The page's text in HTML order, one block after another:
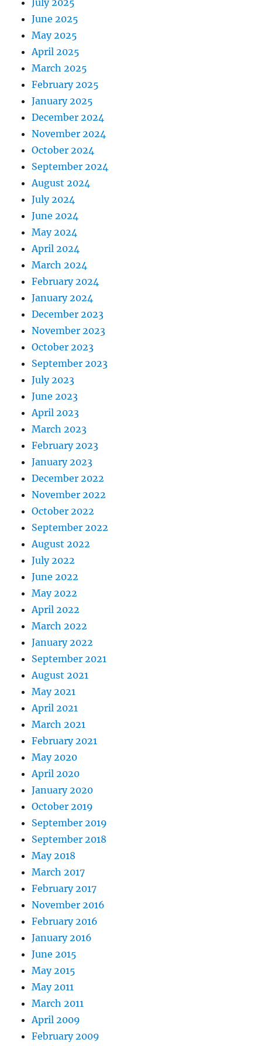
June 2025
May 2025
April 2025
March 2025
February 2025
January 2025
December 2024
November 2024
October 2024
September 2024
August 2024
July 2024
June 2024
May 2024
April 2024
March 2024
February 2024
January 2024
December 2023
November 2023
October 2023
September 2023
July 2023
June 2023
April 2023
March 2023
February 2023
January 2023
December 2022
November 2022
October 2022
September 2022
August 2022
July 2022
June 2022
May 2022
April 2022
March 2022
January 2022
September 2021
August 2021
May 2021
April 2021
March 2021
February 2021
May 2020
April 2020
January 2020
October 2019
September 2019
September 2018
May 2018
March 2017
February 2017
November 2016
February 2016
January 2016
June 2015
May 2015
May 2011
March 2011
April 2009
February 2009